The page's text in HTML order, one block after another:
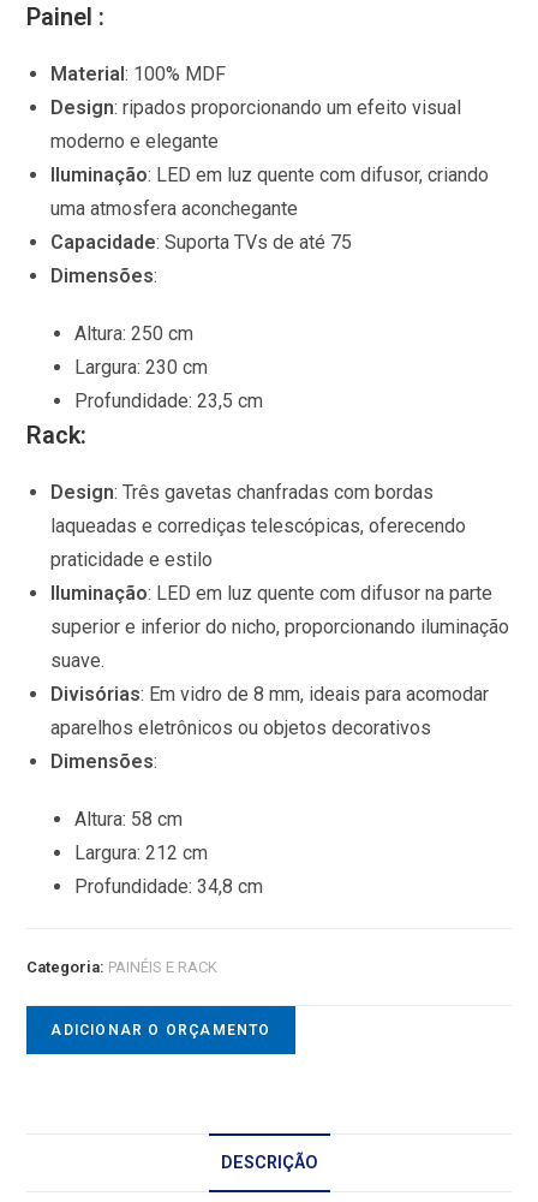
Painel :
Material: 100% MDF
Design:ripados proporcionando um efeito visual
moderno e elegante
Iluminação: LED em luz quente com difusor, criando
uma atmosfera aconchegante
Capacidade:Suporta TVs de até 75
Dimensões:
Altura:250 cm
Largura:230 cm
Profundidade:23,5 cm
Rack:
Design:Três gavetas chanfradas com bordas
laqueadas e corrediças telescópicas, oferecendo
praticidade e estilo
Iluminação: LED em luz quente com difusor na parte
superior e inferior do nicho, proporcionando iluminação
suave.
Divisórias: Em vidro de 8 mm, ideais para acomodar
aparelhos eletrônicos ou objetos decorativos
Dimensões:
Altura: 58 cm
Largura:212 cm
Profundidade:34,8 cm
Categoria: PAINÉIS E RACK
ADICIONAR O ORÇAMENTO
DESCRIÇÃO